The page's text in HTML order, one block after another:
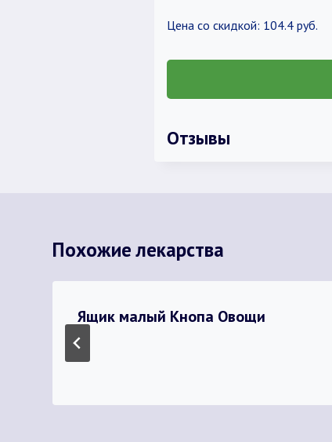
Цена со скидкой: 104.4 руб.
Отзывы
Похожие лекарства
Ящик малый Кнопа Овощи